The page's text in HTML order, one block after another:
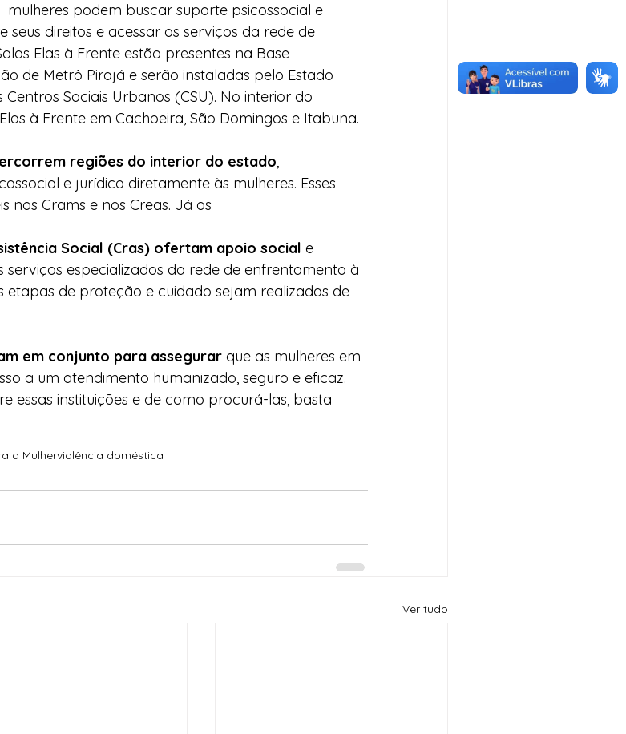
mulheres podem buscar suporte psicossocial e
direitos e acessar os serviços da rede de
Elas à Frente estão presentes na Base
de Metrô Pirajá e serão instaladas pelo Estado
Sociais Urbanos (CSU). No interior do
à Frente em Cachoeira, São Domingos e Itabuna.
regiões do interior do estado,
e jurídico diretamente às mulheres. Esses
nos Crams e nos Creas. Já os
Social (Cras) ofertam apoio social e
especializados da rede de enfrentamento à
etapas de proteção e cuidado sejam realizadas de
em conjunto para assegurar que as mulheres em
a um atendimento humanizado, seguro e eficaz.
essas instituições e de como procurá-las, basta
a Mulherviolência doméstica
Ver tudo